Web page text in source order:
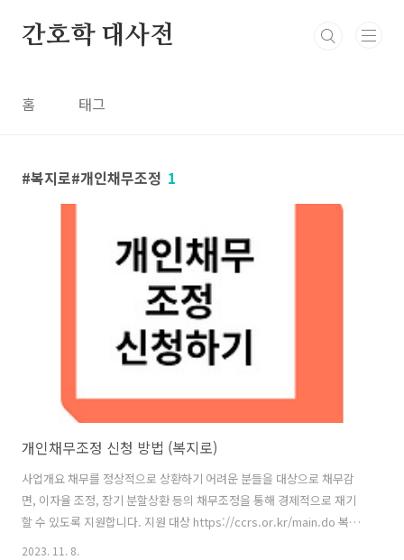
간호학 대사전
홈 태그
복지로#개인채무조정 1
개인채무조정 신청 방법 (복지로)
사업개요 채무를 정상적으로 상환하기 어려운 분들을 대상으로 채무감
면, 이자율 조정, 장기 분할상환 등의 채무조정을 통해 경제적으로 재기
할 수 있도록 지원합니다. 지원 대상 https://ccrs.or.kr/main.do 복지
로 신청하기 >> 「신용회복지원협약」을 체결한 금융회사의 채무가 연
2023. 11. 8.